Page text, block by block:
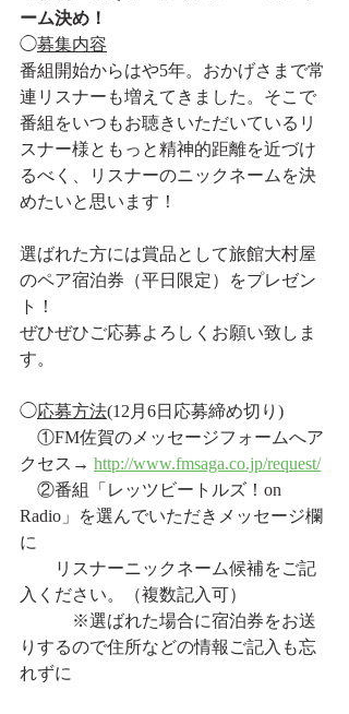
ーム決め！
◯募集内容
番組開始からはや5年。おかげさまで常
連リスナーも増えてきました。そこで
番組をいつもお聴きいただいているリ
スナー様ともっと精神的距離を近づけ
るべく、リスナーのニックネームを決
めたいと思います！
選ばれた方には賞品として旅館大村屋
のペア宿泊券（平日限定）をプレゼン
ト！
ぜひぜひご応募よろしくお願い致しま
す。
◯応募方法(12月6日応募締め切り)
①FM佐賀のメッセージフォームへア
クセス→ http://www.fmsaga.co.jp/request/
②番組「レッツビートルズ！on
Radio」を選んでいただきメッセージ欄
に
リスナーニックネーム候補をご記
入ください。（複数記入可）
※選ばれた場合に宿泊券をお送
りするので住所などの情報ご記入も忘
れずに